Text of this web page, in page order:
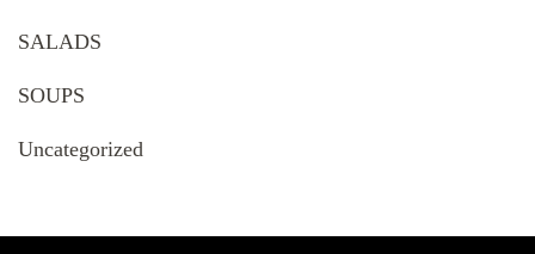
SALADS
SOUPS
Uncategorized